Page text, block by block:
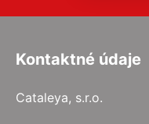
Kontaktné údaje
Cataleya, s.r.o.